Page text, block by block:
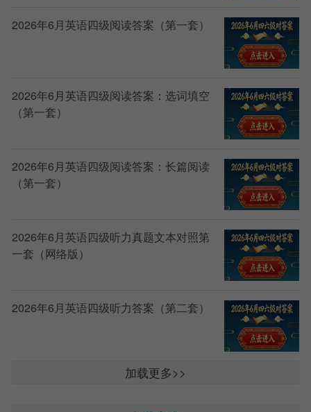
2026年6月英语四级阅读答案（第一套）
2026年6月英语四级阅读答案：选词填空
（第一套）
2026年6月英语四级阅读答案：长篇阅读
（第一套）
2026年6月英语四级听力真题文本对照第
一套（网络版）
2026年6月英语四级听力答案（第二套）
加载更多>>